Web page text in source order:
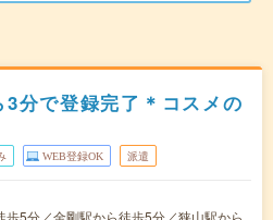
3分で登録完了＊コスメの
WEB登録OK 派遣
歩5分／金剛駅から徒歩5分／狭山駅から